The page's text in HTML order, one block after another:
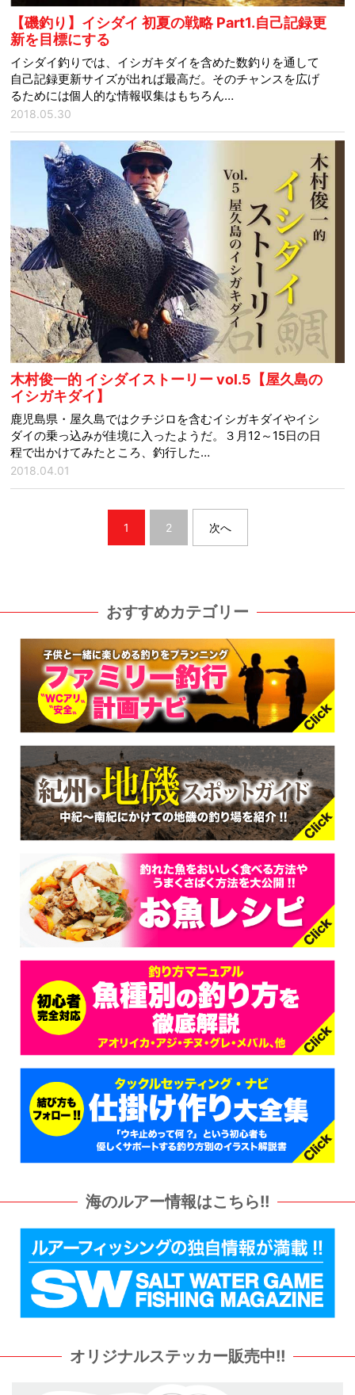
【磯釣り】イシダイ 初夏の戦略 Part1.自己記録更
新を目標にする
イシダイ釣りでは、イシガキダイを含めた数釣りを通して
自己記録更新サイズが出れば最高だ。そのチャンスを広げ
るためには個人的な情報収集はもちろん…
2018.05.30
木村俊一的 イシダイストーリー vol.5【屋久島の
イシガキダイ】
鹿児島県・屋久島ではクチジロを含むイシガキダイやイシ
ダイの乗っ込みが佳境に入ったようだ。３月12～15日の日
程で出かけてみたところ、釣行した…
2018.04.01
1 2 次へ
おすすめカテゴリー
海のルアー情報はこちら!!
オリジナルステッカー販売中!!